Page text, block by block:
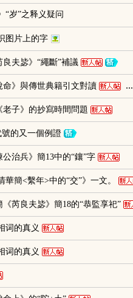
“岁”之释义疑问
图片上的字
良夫毖》“繩斷”補議
命》與傳世典籍引文對讀 ...
老子》的抄寫時間問題
的又一個例證
治兵》簡13中的“鑲”字
簡<繫年>中的“交”》一文。
《芮良夫毖》簡18的“恭監享祀”
词的真义
词的真义